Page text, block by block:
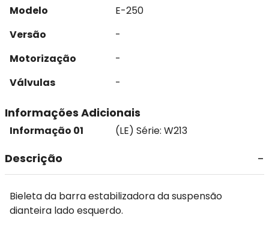
Modelo
E-250
Versão
-
Motorização
-
Válvulas
-
Informações Adicionais
Informação 01 (LE) Série: W213
Descrição
Bieleta da barra estabilizadora da suspensão
dianteira lado esquerdo.